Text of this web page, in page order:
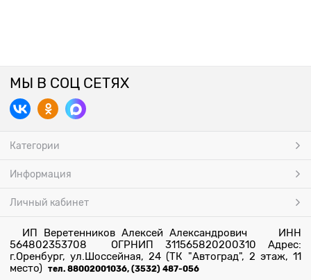
МЫ В СОЦ СЕТЯХ
Категории
Информация
Личный кабинет
ИП Веретенников Алексей Александрович ИНН
564802353708 ОГРНИП 311565820200310 Адрес:
г.Оренбург, ул.Шоссейная, 24 (ТК "Автоград", 2 этаж, 11
место) тел. 88002001036, (3532) 487-056